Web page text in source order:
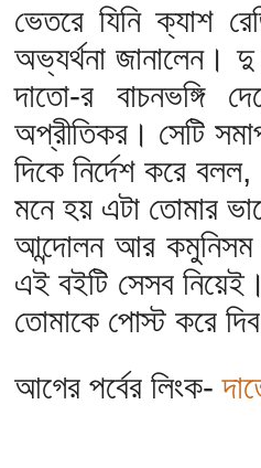
ভেতরে যিনি ক্যাশ
অভ্যর্থনা জানালেন। দু
দাতো-র বাচনভঙ্গি
অপ্রীতিকর। সেটি
দিকে নির্দেশ করে
মনে হয় এটা তোমার
আন্দোলন আর কমুনিসম
এই বইটি সেসব
তোমাকে পোস্ট করে
আগের পর্বের লিংক-